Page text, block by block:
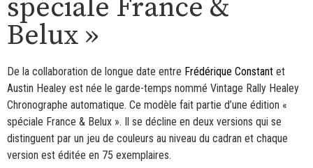
spéciale France &
Belux »
De la collaboration de longue date entre Frédérique Constant et
Austin Healey est née le garde-temps nommé Vintage Rally Healey
Chronographe automatique. Ce modèle fait partie d’une édition «
spéciale France & Belux ». Il se décline en deux versions qui se
distinguent par un jeu de couleurs au niveau du cadran et chaque
version est éditée en 75 exemplaires.